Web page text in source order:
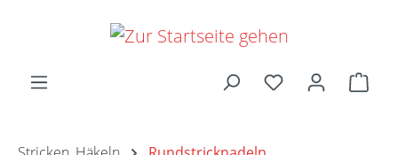
Zum Hauptinhalt springen